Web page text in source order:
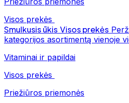
Visos prekės
Smulkusis ūkis Visos prekės
kategorijos asortimentą vienoje
Vitaminai ir papildai
Visos prekės
Priežiūros priemonės